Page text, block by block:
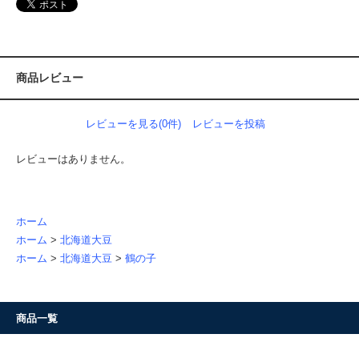
商品レビュー
レビューを見る(0件) レビューを投稿
レビューはありません。
ホーム
ホーム > 北海道大豆
ホーム > 北海道大豆 > 鶴の子
商品一覧